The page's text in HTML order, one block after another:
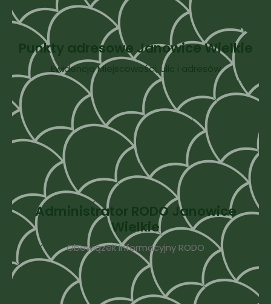
Punkty adresowe Janowice Wielkie
Ewidencja Miejscowości, ulic i adresów
Administrator RODO Janowice
Wielkie
Obowiązek Informacyjny RODO